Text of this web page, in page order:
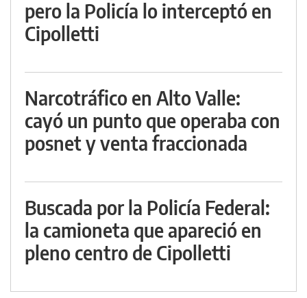
pero la Policía lo interceptó en
Cipolletti
Narcotráfico en Alto Valle:
cayó un punto que operaba con
posnet y venta fraccionada
Buscada por la Policía Federal:
la camioneta que apareció en
pleno centro de Cipolletti